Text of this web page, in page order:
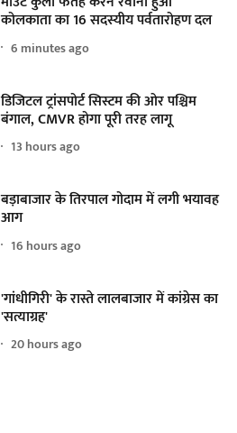
कोलकाता का 16 सदस्यीय पर्वतारोहण दल
6 minutes ago
डिजिटल ट्रांसपोर्ट सिस्टम की ओर पश्चिम
बंगाल, CMVR होगा पूरी तरह लागू
13 hours ago
बड़ाबाजार के तिरपाल गोदाम में लगी भयावह
आग
16 hours ago
'गांधीगिरी' के रास्ते लालबाजार में कांग्रेस का
'सत्याग्रह'
20 hours ago